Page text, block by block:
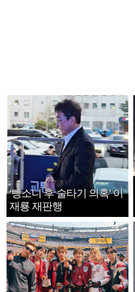
‘뺑소니 후 술타기 의혹’ 이
재룡 재판행